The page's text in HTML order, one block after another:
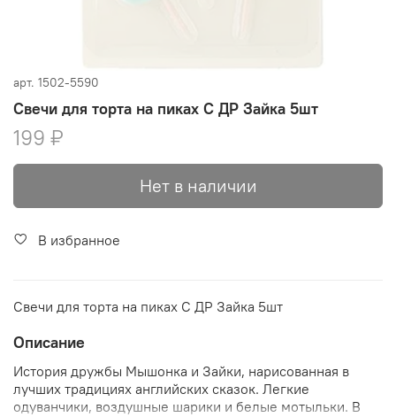
арт. 1502-5590
Свечи для торта на пиках С ДР Зайка 5шт
199 ₽
Нет в наличии
В избранное
Свечи для торта на пиках С ДР Зайка 5шт
Описание
История дружбы Мышонка и Зайки, нарисованная в
лучших традициях английских сказок. Легкие
одуванчики, воздушные шарики и белые мотыльки. В